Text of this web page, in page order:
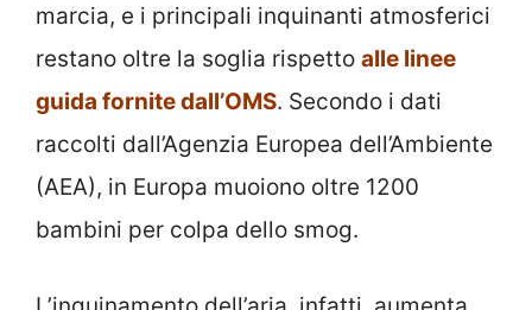
marcia, e i principali inquinanti atmosferici
restano oltre la soglia rispetto alle linee
guida fornite dall’OMS. Secondo i dati
raccolti dall’Agenzia Europea dell’Ambiente
(AEA), in Europa muoiono oltre 1200
bambini per colpa dello smog.